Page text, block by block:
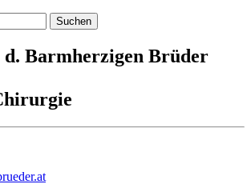
Barmherzigen Brüder